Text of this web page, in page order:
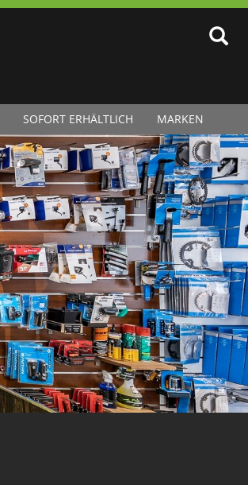
SOFORT ERHÄLTLICH MARKEN